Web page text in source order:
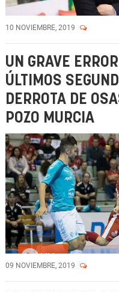
10 NOVIEMBRE, 2019
UN GRAVE
ÚLTIMOS
DERROTA DE
POZO MURCIA
Vídeo
09 NOVIEMBRE, 2019